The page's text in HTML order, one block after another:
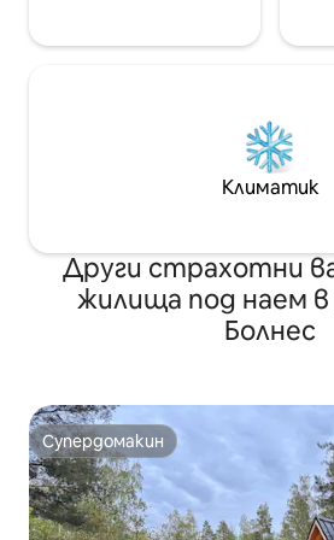
Климатик
Други страхотни
жилища под наем в
Болнес
Супердомакин
Супердомакин